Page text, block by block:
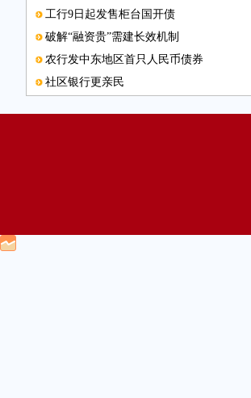
工行9日起发售柜台国开债
破解“融资贵”需建长效机制
农行发中东地区首只人民币债券
社区银行更亲民